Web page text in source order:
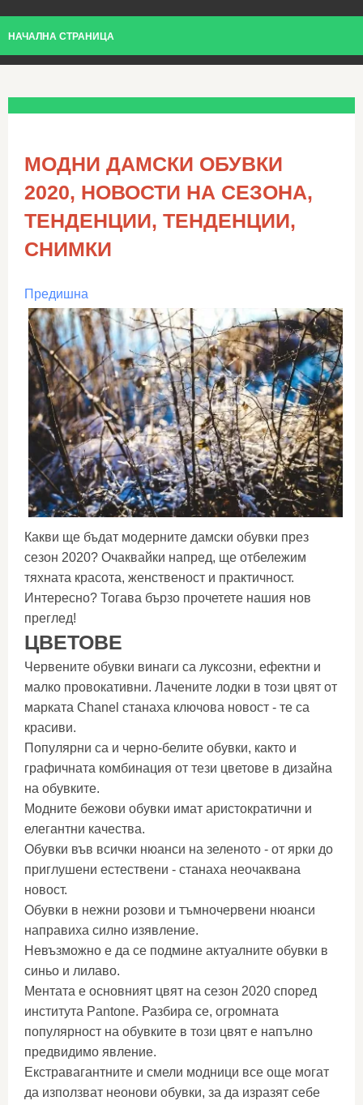
НАЧАЛНА СТРАНИЦА
МОДНИ ДАМСКИ ОБУВКИ
2020, НОВОСТИ НА СЕЗОНА,
ТЕНДЕНЦИИ, ТЕНДЕНЦИИ,
СНИМКИ
Предишна
Какви ще бъдат модерните дамски обувки през
сезон 2020? Очаквайки напред, ще отбележим
тяхната красота, женственост и практичност.
Интересно? Тогава бързо прочетете нашия нов
преглед!
ЦВЕТОВЕ
Червените обувки винаги са луксозни, ефектни и
малко провокативни. Лачените лодки в този цвят от
марката Chanel станаха ключова новост - те са
красиви.
Популярни са и черно-белите обувки, както и
графичната комбинация от тези цветове в дизайна
на обувките.
Модните бежови обувки имат аристократични и
елегантни качества.
Обувки във всички нюанси на зеленото - от ярки до
приглушени естествени - станаха неочаквана
новост.
Обувки в нежни розови и тъмночервени нюанси
направиха силно изявление.
Невъзможно е да се подмине актуалните обувки в
синьо и лилаво.
Ментата е основният цвят на сезон 2020 според
института Pantone. Разбира се, огромната
популярност на обувките в този цвят е напълно
предвидимо явление.
Екстравагантните и смели модници все още могат
да използват неонови обувки, за да изразят себе